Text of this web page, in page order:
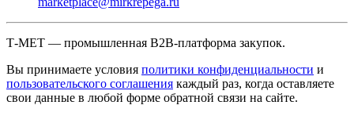
Т-МЕТ — промышленная B2B-платформа закупок.
Вы принимаете условия политики конфиденциальности и
пользовательского соглашения каждый раз, когда оставляете
свои данные в любой форме обратной связи на сайте.